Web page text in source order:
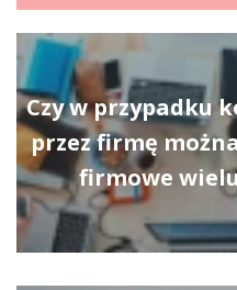
Czy w przypadku
przez firmę
firmowe